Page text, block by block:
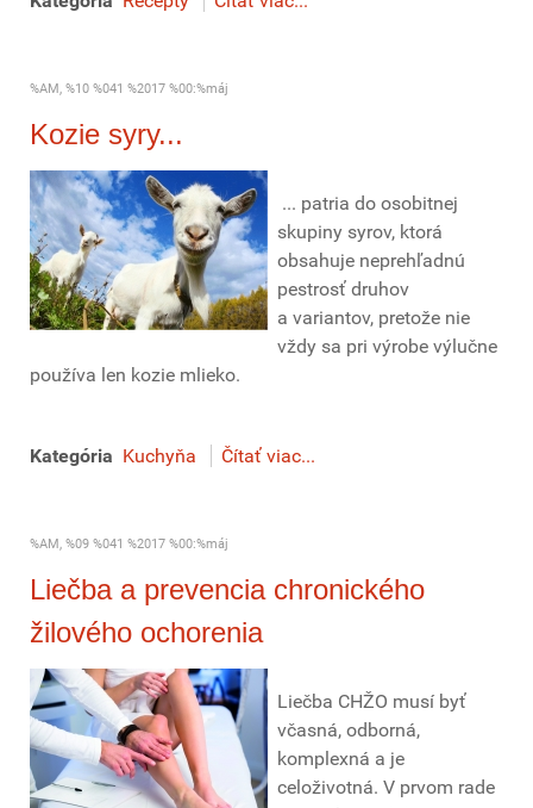
%AM, %10 %041 %2017 %00:%máj
Kozie syry...
... patria do osobitnej
skupiny syrov, ktorá
obsahuje neprehľadnú
pestrosť druhov
a variantov, pretože nie
vždy sa pri výrobe výlučne
používa len kozie mlieko.
Kategória Kuchyňa Čítať viac...
%AM, %09 %041 %2017 %00:%máj
Liečba a prevencia chronického
žilového ochorenia
Liečba CHŽO musí byť
včasná, odborná,
komplexná a je
celoživotná. V prvom rade